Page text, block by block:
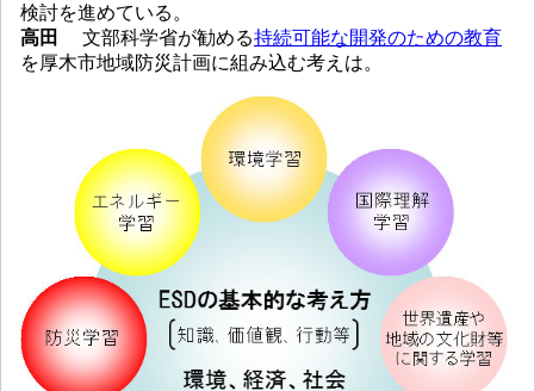
検討を進めている。
高田
文部科学省が勧める持続可能な開発のための教育
を厚木市地域防災計画に組み込む考えは。